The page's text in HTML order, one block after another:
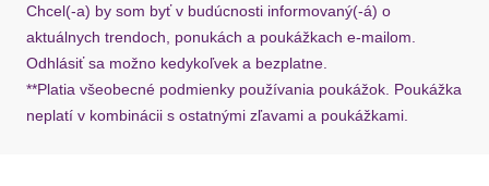
Chcel(-a) by som byť v budúcnosti informovaný(-á) o
aktuálnych trendoch, ponukách a poukážkach e-mailom.
Odhlásiť sa možno kedykoľvek a bezplatne.
**Platia všeobecné podmienky používania poukážok. Poukážka
neplatí v kombinácii s ostatnými zľavami a poukážkami.